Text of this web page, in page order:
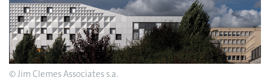
© Jim Clemes Associates s.a.